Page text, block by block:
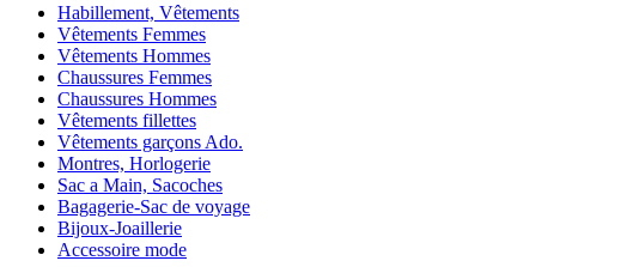
Habillement, Vêtements
Vêtements Femmes
Vêtements Hommes
Chaussures Femmes
Chaussures Hommes
Vêtements fillettes
Vêtements garçons Ado.
Montres, Horlogerie
Sac a Main, Sacoches
Bagagerie-Sac de voyage
Bijoux-Joaillerie
Accessoire mode